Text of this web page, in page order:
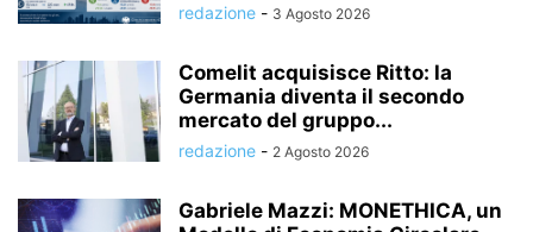
redazione - 3 Agosto 2026
Comelit acquisisce Ritto: la
Germania diventa il secondo
mercato del gruppo...
redazione - 2 Agosto 2026
Gabriele Mazzi: MONETHICA, un